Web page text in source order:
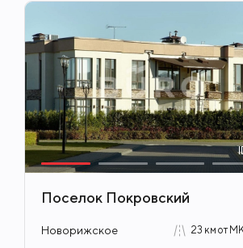
Поселок Покровский
Новорижское 23 км от